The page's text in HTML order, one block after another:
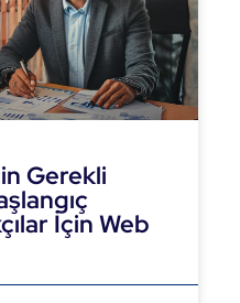
Gerekli
İçin Web